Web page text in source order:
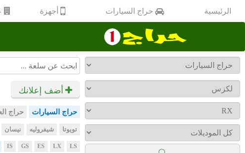
الرئيسية حراج السيارات أجهزة
أضف إعلانك
حراج السيارات حراج
تويوتا شيفروليه نيسان
LS
LX
ES
GS
IS